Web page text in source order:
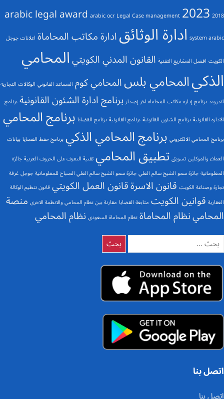
2018
2023
arabic legal award arabic ocr Legal Case management
system arabic ادارة الوثائقادارة مكاتب المحاماة اعلانات جوجل
الكويت افضل المشاريع التقنية القانون المدني الكويتيالمحامي
الذكيالمحامي بلسالمحامي كوم المساعد القانوني الوكالات التجارية
اندرويدبرنامج إدارة مكاتب المحاماه اخر إصداربرنامج ادارة الشئون القانونيةبرنامج
الادارة القانونيةبرنامج الشئون القانونيةبرنامج القانونيةبرنامج القضايا برنامج المحامي
برنامج المحامي الالكتروني برنامج المحامي الذكيبرنامج حفظ القضايابيانات
العملاء والموكلينتسويقتطبيق المحاميتقنية التعرف على الحروف العربيةجائزة
المعلوماتيةجائزة سمو الشيخ سالم العليجائزة سمو الشيخ سالم العلي الصباح للمعلوماتيةجوجلغرفة
تجارة وصناعة الكويت قانون الاسرةقانون العمل الكويتيقانون تنظيم الوكالة
العقارية قوانين الكويت متابعة القضايا مقارنة بين نظام المحامي والانظمة الاخرى منصة
المحامينظام المحاماةنظام المحاماة السعودينظام المحامي
البحث
عن:
اتصل بنا
اتصل بنا